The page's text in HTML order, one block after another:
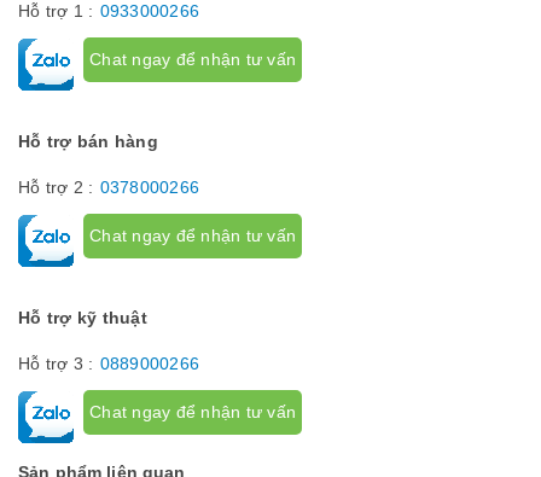
Hỗ trợ 1 : 0933000266
Chat ngay để nhận tư vấn
Hỗ trợ bán hàng
Hỗ trợ 2 : 0378000266
Chat ngay để nhận tư vấn
Hỗ trợ kỹ thuật
Hỗ trợ 3 : 0889000266
Chat ngay để nhận tư vấn
Sản phẩm liên quan